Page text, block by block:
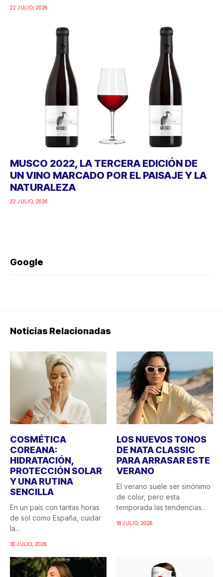
22 JULIO, 2026
MUSCO 2022, LA TERCERA EDICIÓN DE
UN VINO MARCADO POR EL PAISAJE Y LA
NATURALEZA
22 JULIO, 2026
Google
Noticias Relacionadas
COSMÉTICA
COREANA:
HIDRATACIÓN,
PROTECCIÓN SOLAR
Y UNA RUTINA
SENCILLA
En un país con tantas horas
de sol como España, cuidar
la...
30 JULIO, 2026
LOS NUEVOS TONOS
DE NATA CLASSIC
PARA ARRASAR ESTE
VERANO
El verano suele ser sinónimo
de color, pero esta
temporada las tendencias...
18 JULIO, 2026